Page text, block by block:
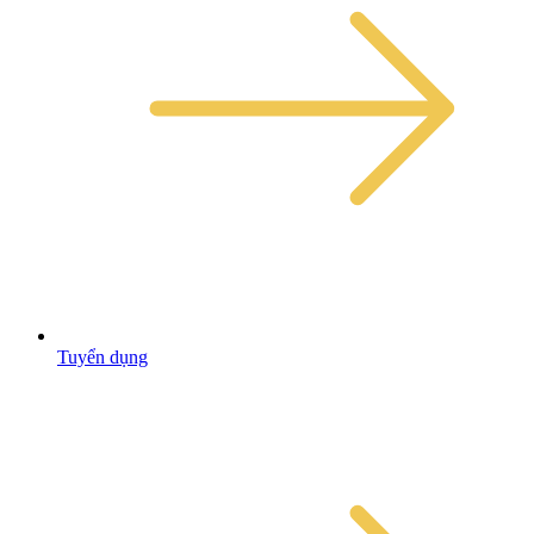
Tuyển dụng